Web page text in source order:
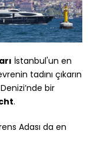
İstanbul'un en
tadını çıkarın
bir
.
Adası da en